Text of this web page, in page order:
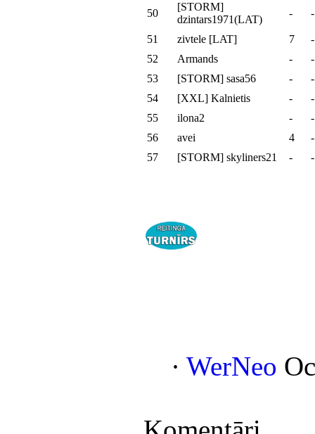
50
[STORM]
dzintars1971(LAT)
- -
51 zivtele [LAT] 7
-
52
Armands -
-
53
[STORM] sasa56 -
-
54
[XXL] Kalnietis -
-
55
ilona2 -
-
56
avei 4
-
57
[STORM] skyliners21 - -
· WerNeo